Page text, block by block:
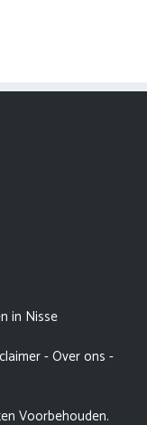
in Nisse
-Over ons -
Voorbehouden.